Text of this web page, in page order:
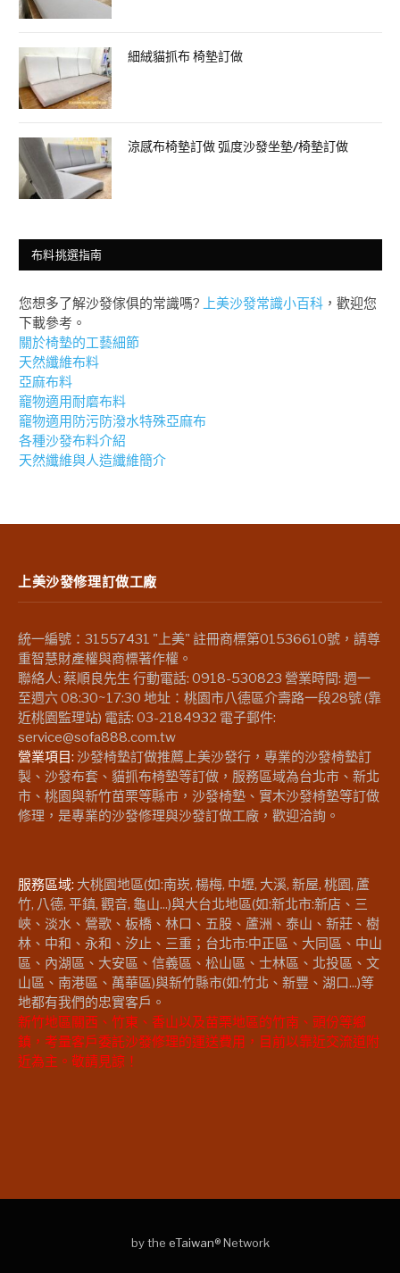
細絨貓抓布 椅墊訂做
涼感布椅墊訂做 弧度沙發坐墊/椅墊訂做
布料挑選指南
您想多了解沙發傢俱的常識嗎? 上美沙發常識小百科 ，歡迎您
下載參考。
關於椅墊的工藝細節
天然纖維布料
亞麻布料
竉物適用耐磨布料
竉物適用防污防潑水特殊亞麻布
各種沙發布料介紹
天然纖維與人造纖維簡介
上美沙發修理訂做工廠
統一編號：31557431 "上美" 註冊商標第01536610號，請尊
重智慧財產權與商標著作權。
聯絡人: 蔡順良先生 行動電話: 0918-530823 營業時間: 週一
至週六 08:30~17:30 地址：桃園市八德區介壽路一段28號 (靠
近桃園監理站) 電話: 03-2184932 電子郵件:
service@sofa888.com.tw
營業項目: 沙發椅墊訂做推薦上美沙發行，專業的沙發椅墊訂
製、沙發布套、貓抓布椅墊等訂做，服務區域為台北市、新北
市、桃園與新竹苗栗等縣市，沙發椅墊、實木沙發椅墊等訂做
修理，是專業的沙發修理與沙發訂做工廠，歡迎洽詢。
服務區域: 大桃園地區(如:南崁, 楊梅, 中壢, 大溪, 新屋, 桃園, 蘆
竹, 八德, 平鎮, 觀音, 龜山...)與大台北地區(如:新北市:新店、三
峽、淡水、鶯歌、板橋、林口、五股、蘆洲、泰山、新莊、樹
林、中和、永和、汐止、三重；台北市:中正區、大同區、中山
區、內湖區、大安區、信義區、松山區、士林區、北投區、文
山區、南港區、萬華區)與新竹縣市(如:竹北、新豐、湖口...)等
地都有我們的忠實客戶。
新竹地區關西、竹東、香山以及苗栗地區的竹南、頭份等鄉
鎮，考量客戶委託沙發修理的運送費用，目前以靠近交流道附
近為主。敬請見諒！
by the eTaiwan® Network